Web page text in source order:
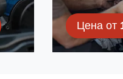
Цена от